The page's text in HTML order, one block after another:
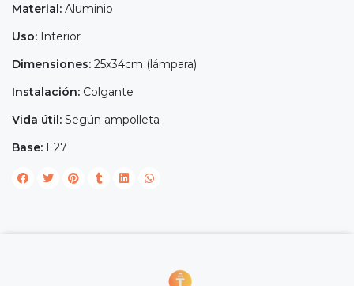
Material: Aluminio
Uso: Interior
Dimensiones: 25x34cm (lámpara)
Instalación: Colgante
Vida útil: Según ampolleta
Base: E27